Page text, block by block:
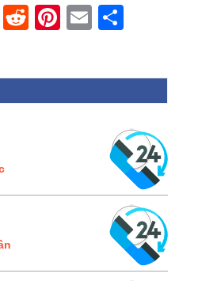
Tumblr
RedditPinterest
Email